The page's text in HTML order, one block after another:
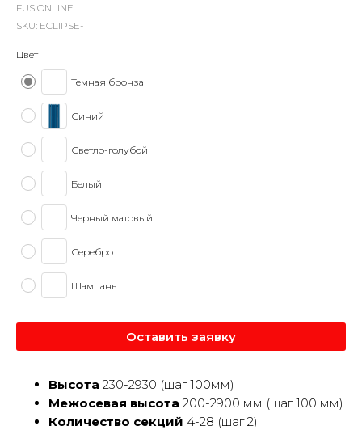
FUSIONLINE
SKU: ECLIPSE-1
Цвет
Темная бронза
Синий
Светло-голубой
Белый
Черный матовый
Серебро
Шампань
Оставить заявку
Высота 230-2930 (шаг 100мм)
Межосевая высота 200-2900 мм (шаг 100 мм)
Количество секций 4-28 (шаг 2)